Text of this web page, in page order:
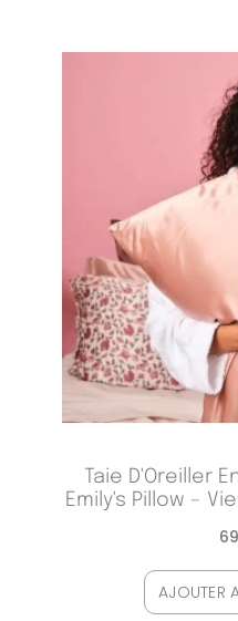
Taie D'Oreiller
Emily's Pillow –
AJOUTER